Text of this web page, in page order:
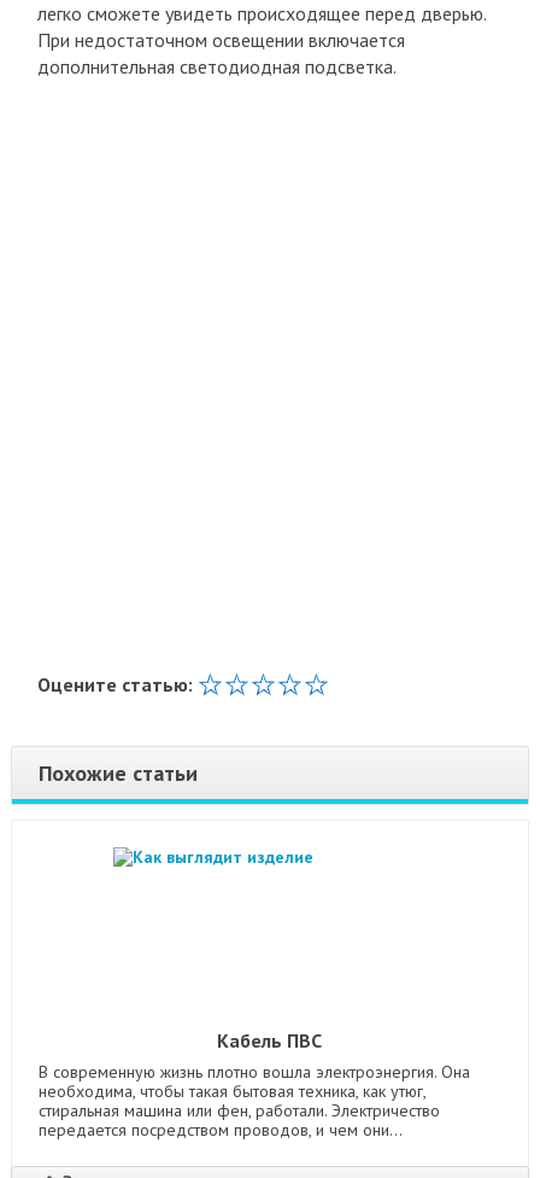
легко сможете увидеть происходящее перед дверью.
При недостаточном освещении включается
дополнительная светодиодная подсветка.
Оцените статью:
Похожие статьи
Кабель ПВС
В современную жизнь плотно вошла электроэнергия. Она
необходима, чтобы такая бытовая техника, как утюг,
стиральная машина или фен, работали. Электричество
передается посредством проводов, и чем они...